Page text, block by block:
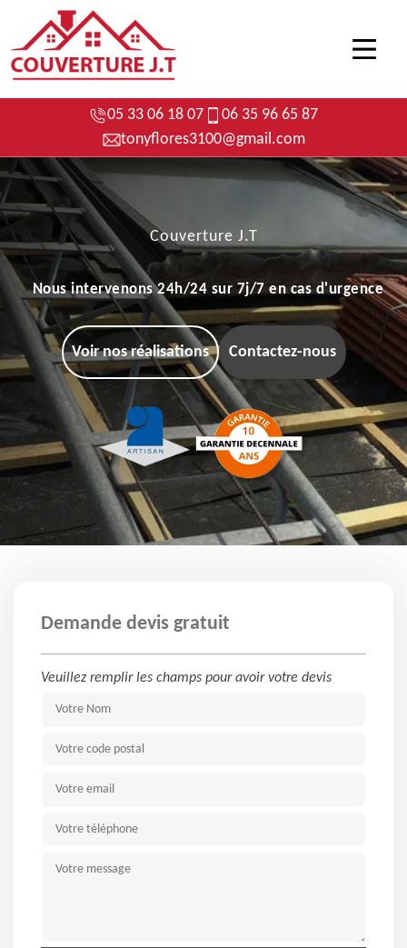
05 33 06 18 07
06 35 96 65 87
tonyflores3100@gmail.com
Couverture J.T
Nous intervenons 24h/24 sur 7j/7 en cas d'urgence
Voir nos réalisations Contactez-nous
Demande devis gratuit
Veuillez remplir les champs pour avoir votre devis